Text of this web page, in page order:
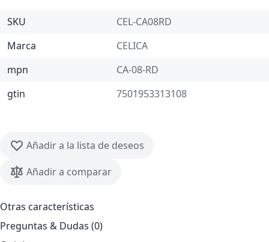
SKU
CEL-CA08RD
Marca
CELICA
mpn
CA-08-RD
gtin
7501953313108
Añadir a la lista de deseos
Añadir a comparar
Otras características
Preguntas & Dudas (0)